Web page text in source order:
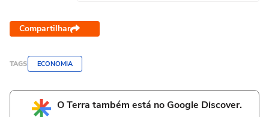
Compartilhar
TAGS ECONOMIA
O Terra também está no Google Discover.